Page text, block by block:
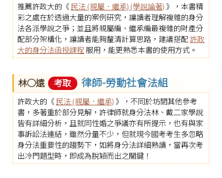
推薦許政大的《民法 (親屬．繼承) (學說論著)》，本書精
彩之處在於透過大量的案例研究，讓讀者理解複雜的身分
法各派學說之爭；並且將親屬編、繼承編最複雜的財產分
配部分架構化，讓讀者能夠釐清計算思路，建議搭配許政
大的身分法函授課程 服用，能更熟悉本書的使用方式。
林○遠 考取 律師-勞動社會法組
許政大的《民法 (親屬．繼承)》，不同於坊間其他參考
書，多著重於部分見解，許律師就身分法林、戴二家學說
皆有詳細分析，且就同性婚之爭議亦有所提示，也有與家
事訴訟法連結，雖然分量不少，但就現今國考考生多忽略
身分法重要性的趨勢下，如將身分法詳細熟讀，當再次考
出冷門題型時，即成為脫穎而出之關鍵！